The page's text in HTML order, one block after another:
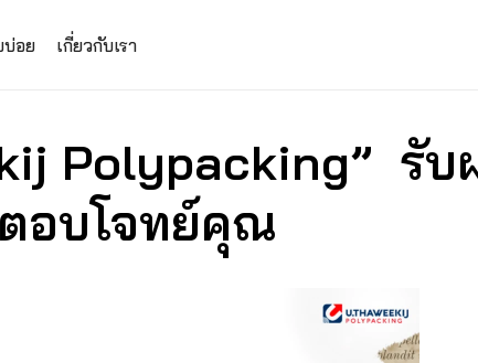
อย เกี่ยวกับเรา
Polypacking”  รับ
อบโจทย์คุณ